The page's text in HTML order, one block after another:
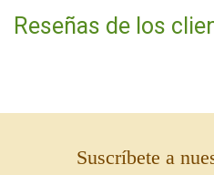
Reseñas de los
Suscríbete a